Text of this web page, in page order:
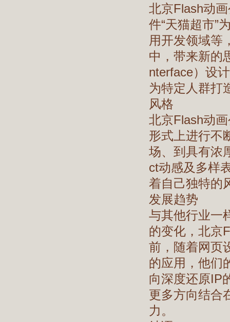
北京Flash动
件“天猫超市”
用开发领域等
中，带来新的
nterface）设
为特定人群打
风格
北京Flash动
形式上进行不
场、到具有浓
ct动感及多样
着自己独特的
发展趋势
与其他行业一
的变化，北京
前，随着网页
的应用，他们
向深度还原IP
更多方向结合
力。